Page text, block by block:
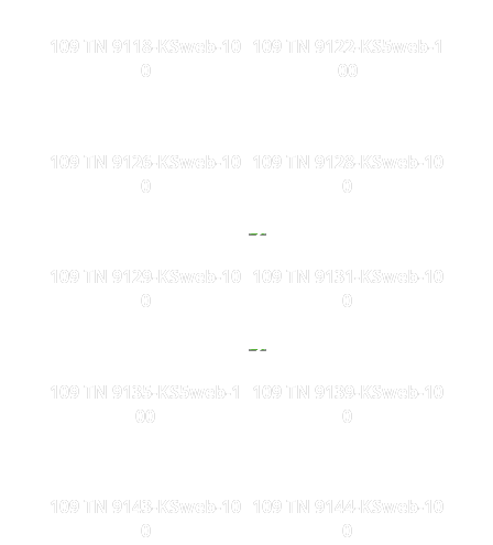
109 TN 9118-KSweb-10
0
109 TN 9122-KS5web-1
00
109 TN 9126-KSweb-10
0
109 TN 9128-KSweb-10
0
109 TN 9129-KSweb-10
0
109 TN 9131-KSweb-10
0
109 TN 9135-KS5web-1
00
109 TN 9139-KSweb-10
0
109 TN 9143-KSweb-10
0
109 TN 9144-KSweb-10
0